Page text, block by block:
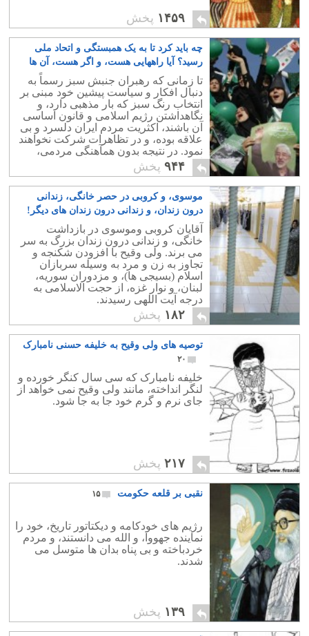
۱۴۵۹ پخش
چه باید کرد تا به یک همبستگی و اتحاد ملی
رسید؟ آیا راههایی هست، و اگر هست، آن ها
کدامند؟
تا زمانی که رهبران جنبش سبز رسماً به
دنبال افکار و سیاست پیشین خود مبنی بر
انتخاب رنگ سبز که بار مذهبی دارد، و
نگاهداشتن رژیم اسلامی و قانون اساسی
آن باشند، اکثریت مردم ایران دلسرد و بی
علاقه بوده، و در تظاهرات شرکت نخواهند
نمود. در نتیجه بدون همآهنگی مردمی،
انقلاب محکوم به شکست است.
۹۴۴ پخش
موسوی، و کروبی در حصر خانگی، زندانی
درون زندان، و زندانی درون زندان های دیگر!
آقایان کروبی وموسوی در بازداشت
خانگی، و زندانی درون زندان بزرگ به سر
می برند. ولی وقیح با افزودن شکنجه و
تجاوز به زن و مرد به وسیله سربازان
اسلام (بسیجی ها)، و مزدوران سوریه،
لبنان، و نوار غزه، از حجت الاسلامی به
درجه آیت اللهی رسیدند.
۱۸۲ پخش
توصیه های ولی وقیح به خلیفه حسنی نامبارک
۲۰
خلیفه نامبارک که سی سال کنگر خورده و
لنگر انداخته، مانند ولی وقیح نمی خواهد از
جای نرم و گرم خود جا به جا شود.
۲۱۷ پخش
نقبی بر قلعه حکومت ۱۵
رژیم های خودکامه و دیکتاتور تاریخ، خود را
نماینده جهووا، و الله می دانستند، و مردم
خردباخته و بی پناه بدان ها متوسل می
شدند.
۱۳۹ پخش